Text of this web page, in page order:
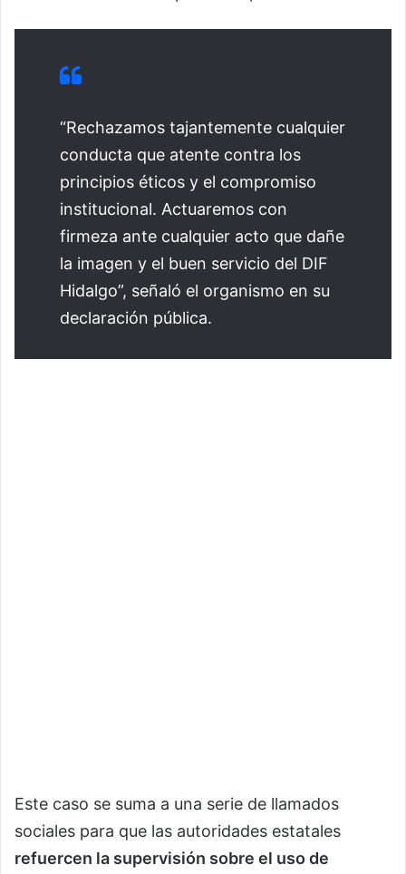
“Rechazamos tajantemente cualquier
conducta que atente contra los
principios éticos y el compromiso
institucional. Actuaremos con
firmeza ante cualquier acto que dañe
la imagen y el buen servicio del DIF
Hidalgo”, señaló el organismo en su
declaración pública.
Este caso se suma a una serie de llamados
sociales para que las autoridades estatales
refuercen la supervisión sobre el uso de